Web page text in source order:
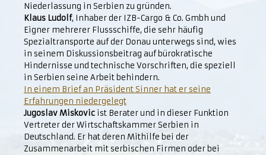
Niederlassung in Serbien zu gründen.
Klaus Ludolf, Inhaber der IZB-Cargo & Co. Gmbh und
Eigner mehrerer Flussschiffe, die sehr häufig
Spezialtransporte auf der Donau unterwegs sind, wies
in seinem Diskussionsbeitrag auf bürokratische
Hindernisse und technische Vorschriften, die speziell
in Serbien seine Arbeit behindern.
In einem Brief an Präsident Sinner hat er seine
Erfahrungen niedergelegt
Jugoslav Miskovic ist Berater und in dieser Funktion
Vertreter der Wirtschaftskammer Serbien in
Deutschland. Er hat deren Mithilfe bei der
Zusammenarbeit mit serbischen Firmen oder bei